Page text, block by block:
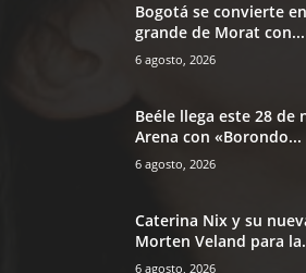
Bogotá se convierte
grande de Morat con...
6 agosto, 2026
Beéle llega este 28 de
Arena con «Borondo...
6 agosto, 2026
Caterina Nix y su
Morten Veland para
6 agosto, 2026